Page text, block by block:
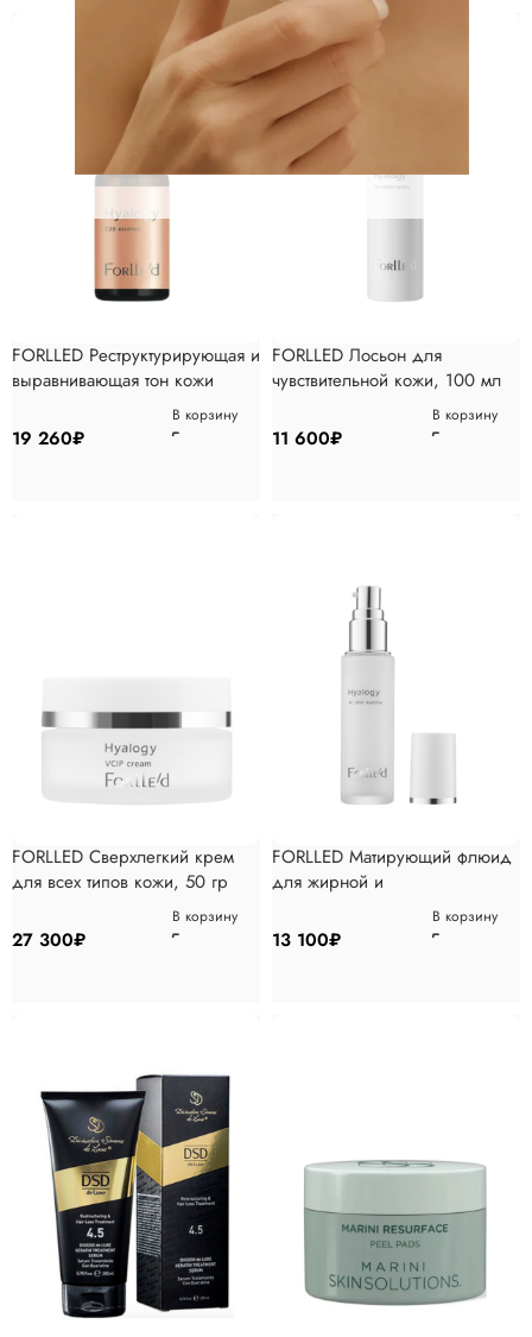
FORLLED Реструктурирующая и
выравнивающая тон кожи
сываротка с витамином С, 30
мл
19 260₽
В корзину
FORLLED Лосьон для
чувствительной кожи, 100 мл
11 600₽
В корзину
FORLLED Сверхлегкий крем
для всех типов кожи, 50 гр
27 300₽
В корзину
FORLLED Матирующий флюид
для жирной и
комбинированной кожи, 50 мл
13 100₽
В корзину